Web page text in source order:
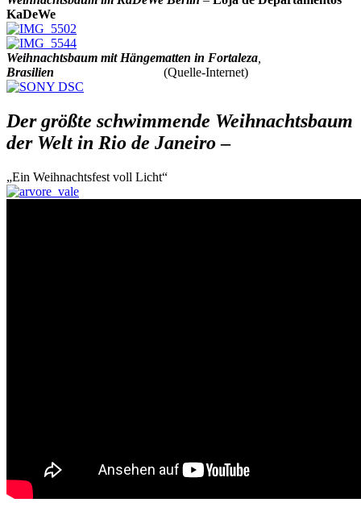
KaDeWe
Weihnachtsbaum mit Hängematten in Fortaleza
Brasilien (Quelle-Internet)
Der größte schwimmende Weihnachtsbaum
der Welt in Rio de Janeiro–
„Ein Weihnachtsfest voll Licht“